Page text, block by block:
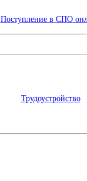
Поступление в СПО
Трудоустройство